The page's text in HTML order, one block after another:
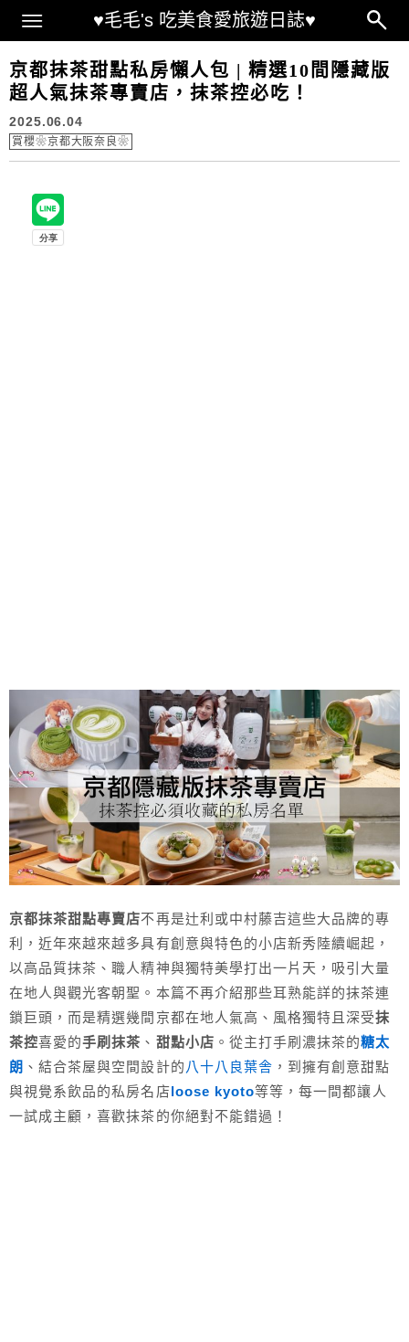
♥毛毛's 吃美食愛旅遊日誌♥
Main Menu
京都抹茶甜點私房懶人包 | 精選10間隱藏版
超人氣抹茶專賣店，抹茶控必吃！
2025.06.04
賞櫻❀京都大阪奈良❀
京都抹茶甜點專賣店不再是辻利或中村藤吉這些大品牌的專
利，近年來越來越多具有創意與特色的小店新秀陸續崛起，
以高品質抹茶、職人精神與獨特美學打出一片天，吸引大量
在地人與觀光客朝聖。本篇不再介紹那些耳熟能詳的抹茶連
鎖巨頭，而是精選幾間京都在地人氣高、風格獨特且深受抹
茶控喜愛的手刷抹茶 、 甜點小店 。從主打手刷濃抹茶的糖太
朗 、結合茶屋與空間設計的 八十八良葉舎 ，到擁有創意甜點
與視覺系飲品的私房名店loose kyoto等等，每一間都讓人
一試成主顧，喜歡抹茶的你絕對不能錯過！